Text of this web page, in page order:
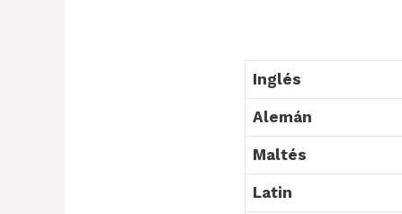
Inglés
Alemán
Maltés
Latin